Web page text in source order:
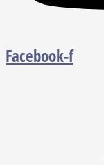
Facebook-f